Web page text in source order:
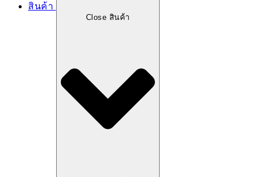
สินค้า
Close สินค้า